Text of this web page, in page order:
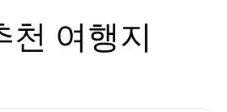
천 여행지